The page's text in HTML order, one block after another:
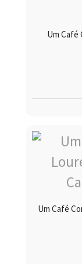
Um Café
Um Café